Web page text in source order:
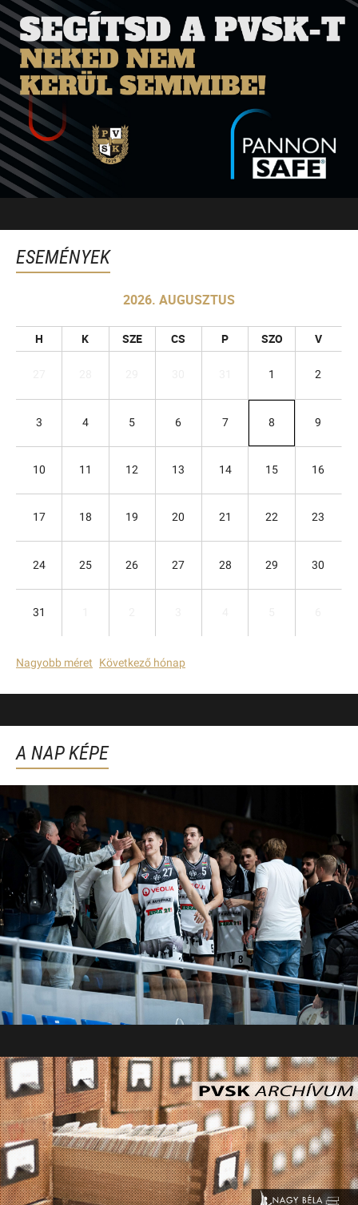
ESEMÉNYEK
2026. AUGUSZTUS
H K SZE CS P SZO V
1 2
3 4 5 6 7 8 9
10 11 12 13 14 15 16
17 18 19 20 21 22 23
24 25 26 27 28 29 30
31
Nagyobb méret Következő hónap
A NAP KÉPE